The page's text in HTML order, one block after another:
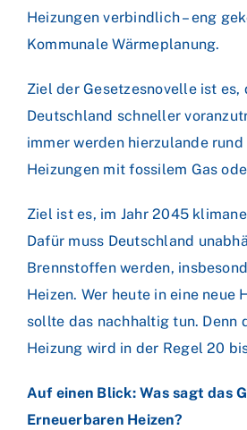
Heizungen verbindlich – eng
Kommunale Wärmeplanung.
Ziel der Gesetzesnovelle ist es,
Deutschland schneller
immer werden hierzulande
Heizungen mit fossilem Gas
Ziel ist es, im Jahr 2045
Dafür muss Deutschland
Brennstoffen werden,
Heizen. Wer heute in eine neue
sollte das nachhaltig tun. Denn
Heizung wird in der Regel 20
Auf einen Blick: Was sagt das
Erneuerbaren Heizen?